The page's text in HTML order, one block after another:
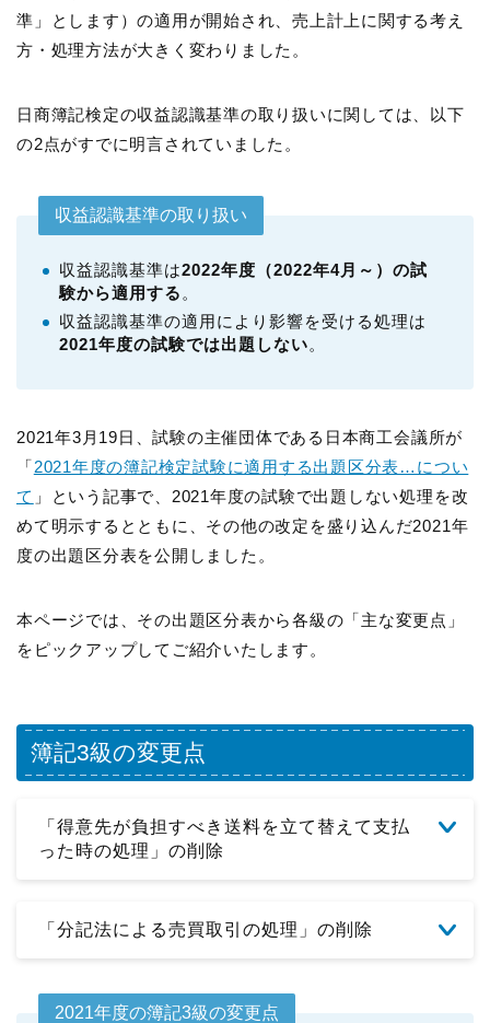
準」とします）の適用が開始され、売上計上に関する考え
方・処理方法が大きく変わりました。
日商簿記検定の収益認識基準の取り扱いに関しては、以下
の2点がすでに明言されていました。
収益認識基準の取り扱い
収益認識基準は2022年度（2022年4月～）の試
験から適用する 。
収益認識基準の適用により影響を受ける処理は
2021年度の試験では出題しない。
2021年3月19日、試験の主催団体である日本商工会議所が
「2021年度の簿記検定試験に適用する出題区分表…につい
て 」という記事で、2021年度の試験で出題しない処理を改
めて明示するとともに、その他の改定を盛り込んだ2021年
度の出題区分表を公開しました。
本ページでは、その出題区分表から各級の「主な変更点」
をピックアップしてご紹介いたします。
簿記3級の変更点
「得意先が負担すべき送料を立て替えて支払
った時の処理」の削除
「分記法による売買取引の処理」の削除
2021年度の簿記3級の変更点